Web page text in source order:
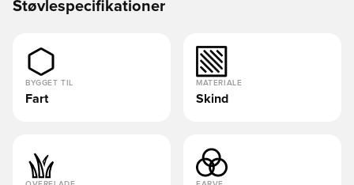
Støvlespecifikationer
BYGGET TIL
Fart
MATERIALE
Skind